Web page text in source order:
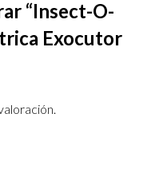
“Insect-O-
Exocutor